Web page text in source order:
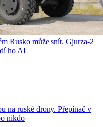
Rusko může snít. Gjurza-2
ho AI
na ruské drony. Přepínač v
nikdo